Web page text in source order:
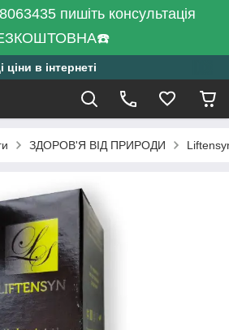
пишіть консультація
в інтернеті
ЗДОРОВ'Я ВІД ПРИРОДИ